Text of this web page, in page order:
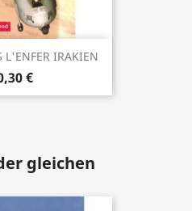
L'ENFER IRAKIEN
€
gleichen